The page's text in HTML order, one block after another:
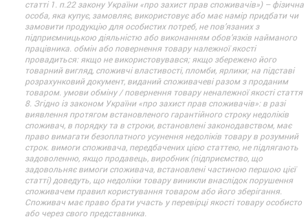
статті 1. п.22 закону України «про захист прав споживачів») – фізична
особа, яка купує, замовляє, використовує або має намір придбати чи
замовити продукцію для особистих потреб, не пов’язаних з
підприємницькою діяльністю або виконанням обов’язків найманого
працівника. обмін або повернення товару належної якості
провадиться: якщо не використовувався; якщо збережено його
товарний вигляд, споживчі властивості, пломби, ярлики; на підставі
розрахунковий документ, виданий споживачеві разом з проданим
товаром. умови обміну / повернення товару неналежної якості стаття
8. Згідно із законом України «про захист прав споживачів»: в разі
виявлення протягом встановленого гарантійного строку недоліків
споживач, в порядку та в строки, встановлені законодавством, має
право вимагати безоплатного усунення недоліків товару в розумний
строк. вимоги споживача, передбачених цією статтею, не підлягають
задоволенню, якщо продавець, виробник (підприємство, що
задовольняє вимоги споживача, встановлені частиною першою цієї
статті) доведуть, що недоліки товару виникли внаслідок порушення
споживачем правил користування товаром або його зберігання.
Споживач має право брати участь у перевірці якості товару особисто
або через свого представника.